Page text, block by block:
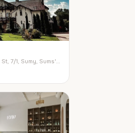
Zdybanka Hotel. Zalyvna St, 7/1, Sumy, Sums'ka oblast, Ukraine, 40000